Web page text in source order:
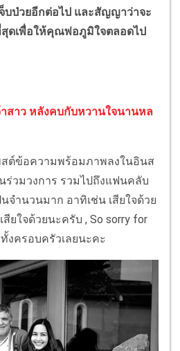
บป่วยอีกต่อไป และสัญญาว่าจะ
ดเพื่อให้คุณพ่อภูมิใจตลอดไป
าสาว หลังคบกับหวานใจนานหล
สต์ข้อความพร้อมภาพลงในอินส
ร่วมวงการ รวมไปถึงแฟนคลับ
นจำนวนมาก อาทิเช่น เสียใจด้วย
ยใจด้วยนะครับ , So sorry for
งครอบครัวเลยนะคะ